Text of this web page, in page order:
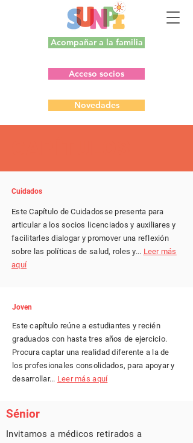
Acompañar a la familia
Acceso socios
Novedades
Cuidados
Este Capítulo de Cuidadosse presenta para
articular a los socios licenciados y auxiliares y
facilitarles dialogar y promover una reflexión
sobre las políticas de salud, roles y... Leer más
aquí
Joven
Este capítulo reúne a estudiantes y recién
graduados con hasta tres años de ejercicio.
Procura captar una realidad diferente a la de
los profesionales consolidados, para apoyar y
desarrollar... Leer más aquí
Sénior
Invitamos a médicos retirados a